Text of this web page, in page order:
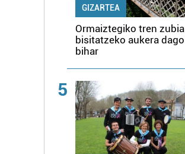
GIZARTEA
Ormaiztegiko tren zubia
bisitatzeko aukera dago
bihar
5